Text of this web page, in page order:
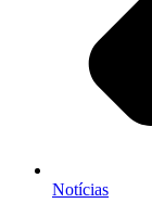
Notícias